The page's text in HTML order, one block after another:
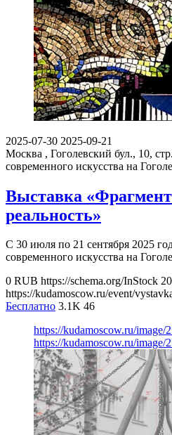
2025-07-30 2025-09-21
Москва , Гоголевский бул., 10,
современного искусства на
Выставка
реальность»
С 30 июля по 21 сентября 2025
современного искусства на
0 RUB https://schema.org/InStock
https://kudamoscow.ru/event/
Бесплатно 3.1K 46
https://kudamoscow.ru/image/
https://kudamoscow.ru/image/